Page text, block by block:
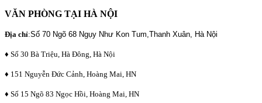
VĂN PHÒNG TẠI HÀ NỘI
Địa chỉ:Số 70 Ngõ 68 Ngụy Như Kon Tum,Thanh Xuân, Hà Nội
♦ Số 30 Bà Triệu, Hà Đông, Hà Nội
♦ 151 Nguyễn Đức Cảnh, Hoàng Mai, HN
♦ Số 15 Ngõ 83 Ngọc Hồi, Hoàng Mai, HN